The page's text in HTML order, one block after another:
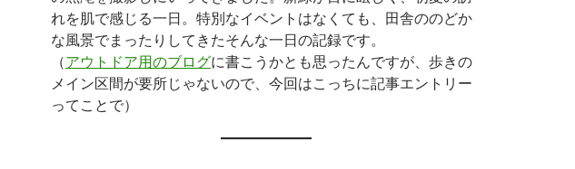
れを肌で感じる一日。特別なイベントはなくても、田舎ののどか
な風景でまったりしてきたそんな一日の記録です。
（アウトドア用のブログに書こうかとも思ったんですが、歩きの
メイン区間が要所じゃないので、今回はこっちに記事エントリー
ってことで）